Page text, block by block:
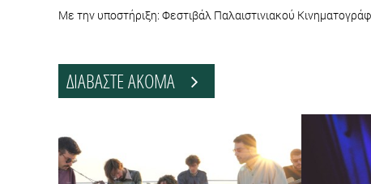
Με την υποστήριξη: Φεστιβάλ Παλαιστινιακού
ΔΙΑΒΑΣΤΕ ΑΚΟΜΑ